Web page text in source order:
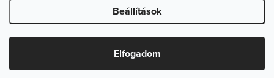
Beállítások
Elfogadom
Shoptet készítette
Copyright 2026HappyHairShop. Minden jog fenntartva.Süti
beállítások szerkesztése